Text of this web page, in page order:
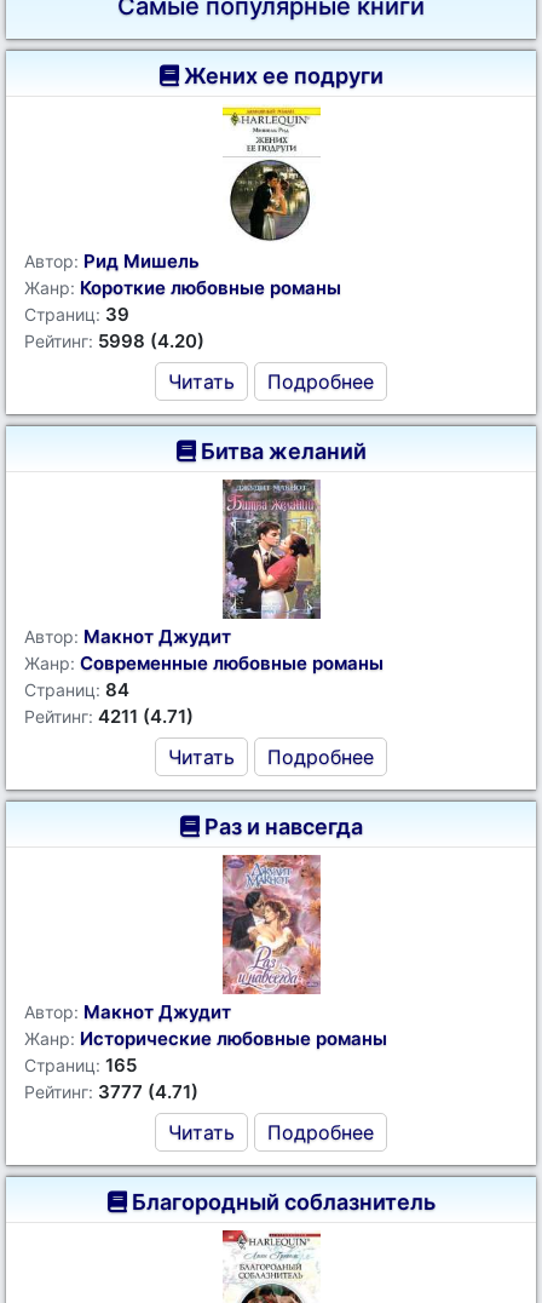
Самые популярные книги
Жених ее подруги
Автор: Рид Мишель
Жанр: Короткие любовные романы
Страниц: 39
Рейтинг: 5998 (4.20)
Читать Подробнее
Битва желаний
Автор: Макнот Джудит
Жанр: Современные любовные романы
Страниц: 84
Рейтинг: 4211 (4.71)
Читать Подробнее
Раз и навсегда
Автор: Макнот Джудит
Жанр: Исторические любовные романы
Страниц: 165
Рейтинг: 3777 (4.71)
Читать Подробнее
Благородный соблазнитель